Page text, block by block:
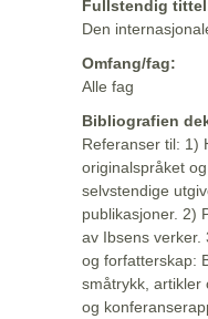
Fullstendig
Den
Omfang/fag:
Alle fag
Bibliografien
Referanser til: 1)
originalspråket
selvstendige
publikasjoner. 2)
av Ibsens verker.
og forfatterskap:
småtrykk, artikler
og